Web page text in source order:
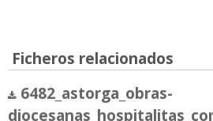
Ficheros relacionados
6482_astorga_obras-